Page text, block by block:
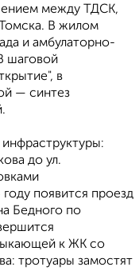
между ТДСК,
В жилом
и амбулаторно-
шаговой
в
— синтез
до ул.
появится проезд
Бедного по
к ЖК со
тротуары замостят